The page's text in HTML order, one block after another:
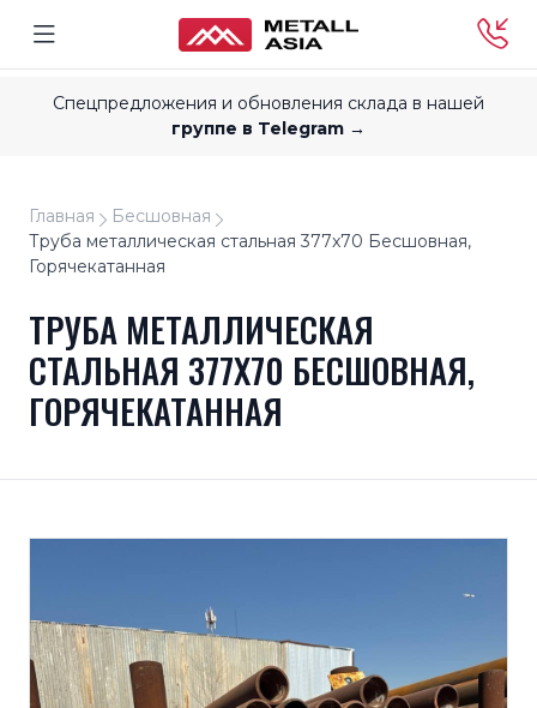
Спецпредложения и обновления склада в нашей
группе в Telegram →
Главная
Бесшовная
Труба металлическая стальная 377x70 Бесшовная,
Горячекатанная
ТРУБА МЕТАЛЛИЧЕСКАЯ
СТАЛЬНАЯ 377X70 БЕСШОВНАЯ,
ГОРЯЧЕКАТАННАЯ